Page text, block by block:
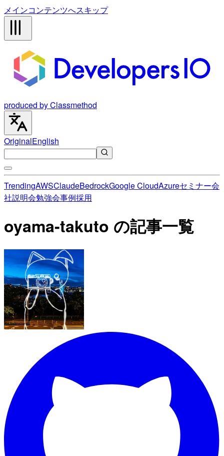
メインコンテンツへスキップ
produced by Classmethod
OriginalEnglish
TrendingAWSClaudeBedrockGoogle CloudAzureセミナー会
社説明会勉強会事例採用
oyama-takuto の記事一覧